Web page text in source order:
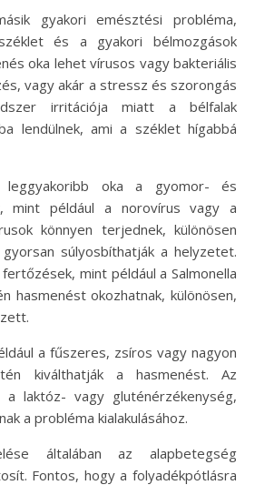
gyakori emésztési probléma,
és a gyakori bélmozgások
oka lehet vírusos vagy bakteriális
vagy akár a stressz és szorongás
irritációja miatt a bélfalak
lendülnek, ami a széklet hígabbá
leggyakoribb oka a gyomor- és
mint például a norovírus vagy a
könnyen terjednek, különösen
súlyosbíthatják a helyzetet.
mint például a Salmonella
hasmenést okozhatnak, különösen,
a fűszeres, zsíros vagy nagyon
kiválthatják a hasmenést. Az
a laktóz- vagy gluténérzékenység,
a probléma kialakulásához.
általában az alapbetegség
Fontos, hogy a folyadékpótlásra